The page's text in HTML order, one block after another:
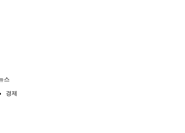
스
경제